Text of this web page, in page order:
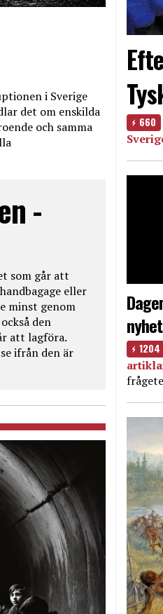
i Sverige
det om enskilda
och samma
-
som går att
eller
minst genom
den
att lagföra.
ifrån den är
660
1204